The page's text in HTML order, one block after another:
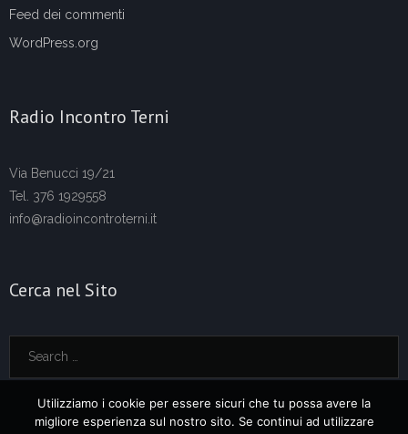
Feed dei commenti
WordPress.org
Radio Incontro Terni
Via Benucci 19/21
Tel. 376 1929558
info@radioincontroterni.it
Cerca nel Sito
Utilizziamo i cookie per essere sicuri che tu possa avere la
migliore esperienza sul nostro sito. Se continui ad utilizzare